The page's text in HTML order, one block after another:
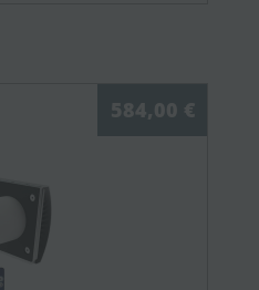
584,00 €